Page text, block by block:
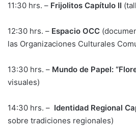
11:30 hrs. – Frijolitos Capítulo II
12:30 hrs. – Espacio OCC
las Organizaciones Culturales
13:30 hrs. – Mundo de Papel:
visuales)
14:30 hrs. – Identidad Regional
sobre tradiciones regionales)